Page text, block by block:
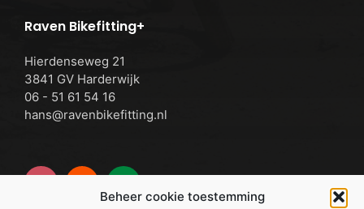
Beheer cookie toestemming
Raven Bikefitting+
Hierdenseweg 21
3841 GV Harderwijk
06 - 51 61 54 16
hans@ravenbikefitting.nl